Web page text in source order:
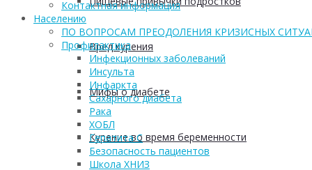
Вред курения
Мифы о диабете
Курение во время беременности
Контактная информация
Населению
ПО ВОПРОСАМ ПРЕОДОЛЕНИЯ КРИЗИСНЫХ
Профилактика
Инфекционных заболеваний
Инсульта
Инфаркта
Сахарного диабета
Рака
ХОБЛ
Гепатита С
Безопасность пациентов
Школа ХНИЗ